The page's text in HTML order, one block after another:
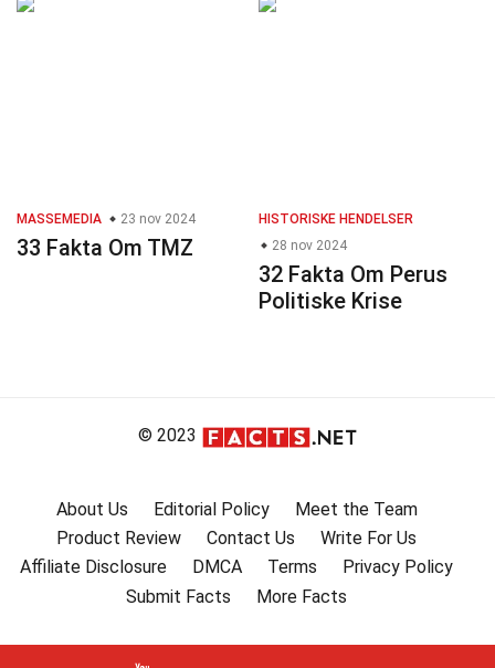
MASSEMEDIA 23 nov 2024
33 Fakta Om TMZ
HISTORISKE HENDELSER
28 nov 2024
32 Fakta Om Perus
Politiske Krise
© 2023
About Us Editorial Policy
Meet the Team
Product Review
Contact Us
Write For Us
Affiliate Disclosure
DMCA Terms
Privacy Policy
Submit Facts
More Facts